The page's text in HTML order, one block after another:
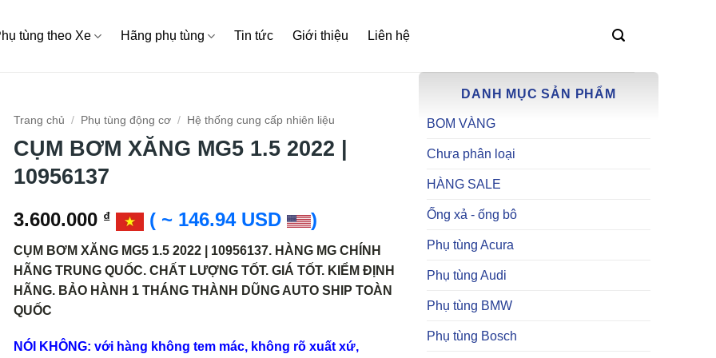
tùng theo Xe Hãng phụ tùng Tin tức Giới thiệu Liên hệ
DANH MỤC SẢN PHẨM
BOM VÀNG
Chưa phân loại
HÀNG SALE
Ống xả - ống bô
Phụ tùng Acura
Phụ tùng Audi
Phụ tùng BMW
Phụ tùng Bosch
Trang chủ / Phụ tùng động cơ / Hệ thống cung cấp nhiên liệu
CỤM BƠM XĂNG MG5 1.5 2022 |
10956137
3.600.000 ₫ ( ~ 146.94 USD )
CỤM BƠM XĂNG MG5 1.5 2022 | 10956137. HÀNG MG CHÍNH
HÃNG TRUNG QUỐC. CHẤT LƯỢNG TỐT. GIÁ TỐT. KIỂM ĐỊNH
HÃNG. BẢO HÀNH 1 THÁNG THÀNH DŨNG AUTO SHIP TOÀN
QUỐC
NÓI KHÔNG: với hàng không tem mác, không rõ xuất xứ,